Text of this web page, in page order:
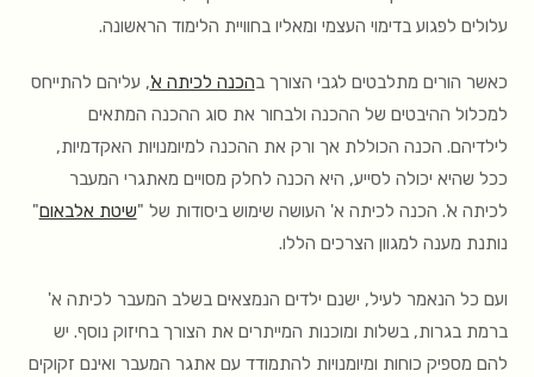
עלולים לפגוע בדימוי העצמי ומאליו בחוויית הלימוד הראשונה.
כאשר הורים מתלבטים לגבי הצורך בהכנה לכיתה א', עליהם להתייחס
למכלול ההיבטים של ההכנה ולבחור את סוג ההכנה המתאים
לילדיהם. הכנה הכוללת אך ורק את ההכנה למיומנויות האקדמיות,
ככל שהיא יכולה לסייע, היא הכנה לחלק מסויים מאתגרי המעבר
לכיתה א'. הכנה לכיתה א' העושה שימוש ביסודות של "שיטת אלבאום"
נותנת מענה למגוון הצרכים הללו.
ועם כל הנאמר לעיל, ישנם ילדים הנמצאים בשלב המעבר לכיתה א'
ברמת בגרות, בשלות ומוכנות המייתרים את הצורך בחיזוק נוסף. יש
להם מספיק כוחות ומיומנויות להתמודד עם אתגר המעבר ואינם זקוקים